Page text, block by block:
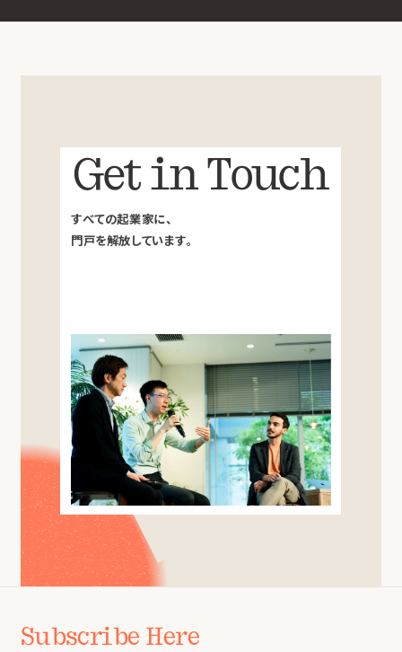
Get in Touch
すべての起業家に、
門戸を解放しています。
Subscribe Here